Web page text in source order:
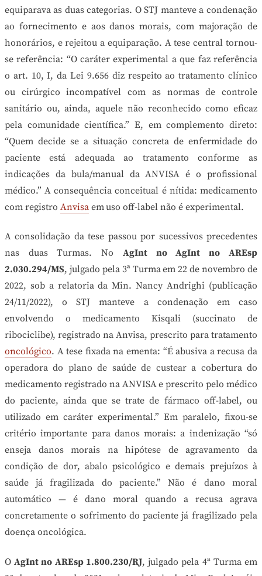
equiparava as duas categorias. O STJ manteve a condenação
ao fornecimento e aos danos morais, com majoração de
honorários, e rejeitou a equiparação. A tese central tornou-
se referência: “O caráter experimental a que faz referência
o art. 10, I, da Lei 9.656 diz respeito ao tratamento clínico
ou cirúrgico incompatível com as normas de controle
sanitário ou, ainda, aquele não reconhecido como eficaz
pela comunidade científica.” E, em complemento direto:
“Quem decide se a situação concreta de enfermidade do
paciente está adequada ao tratamento conforme as
indicações da bula/manual da ANVISA é o profissional
médico.” A consequência conceitual é nítida: medicamento
com registro Anvisaem uso off-label não é experimental.
A consolidação da tese passou por sucessivos precedentes
nas duas Turmas. No AgInt no AgInt no AREsp
2.030.294/MS, julgado pela 3ª Turma em 22 de novembro de
2022, sob a relatoria da Min. Nancy Andrighi (publicação
24/11/2022), o STJ manteve a condenação em caso
envolvendo o medicamento Kisqali (succinato de
ribociclibe), registrado na Anvisa, prescrito para tratamento
oncológico. A tese fixada na ementa: “É abusiva a recusa da
operadora do plano de saúde de custear a cobertura do
medicamento registrado na ANVISA e prescrito pelo médico
do paciente, ainda que se trate de fármaco off-label, ou
utilizado em caráter experimental.” Em paralelo, fixou-se
critério importante para danos morais: a indenização “só
enseja danos morais na hipótese de agravamento da
condição de dor, abalo psicológico e demais prejuízos à
saúde já fragilizada do paciente.” Não é dano moral
automático — é dano moral quando a recusa agrava
concretamente o sofrimento do paciente já fragilizado pela
doença oncológica.
OAgInt no AREsp 1.800.230/RJ, julgado pela 4ª Turma em